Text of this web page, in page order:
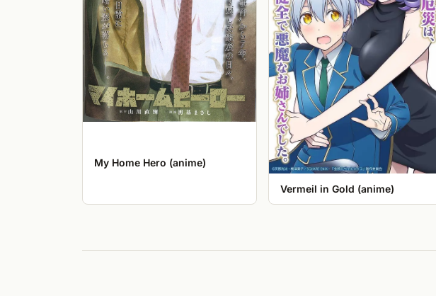
My Home Hero (anime)
Vermeil in Gold (anime)